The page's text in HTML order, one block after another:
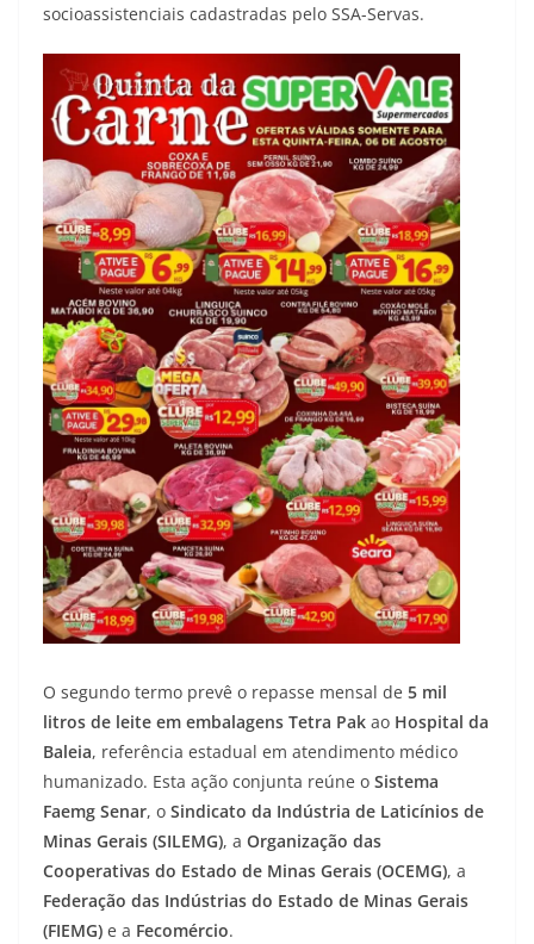
socioassistenciais cadastradas pelo SSA-Servas.
O segundo termo prevê o repasse mensal de 5 mil
litros de leite em embalagens Tetra Pak ao Hospital da
Baleia, referência estadual em atendimento médico
humanizado. Esta ação conjunta reúne o Sistema
Faemg Senar, o Sindicato da Indústria de Laticínios de
Minas Gerais (SILEMG), a Organização das
Cooperativas do Estado de Minas Gerais (OCEMG), a
Federação das Indústrias do Estado de Minas Gerais
(FIEMG) e a Fecomércio.